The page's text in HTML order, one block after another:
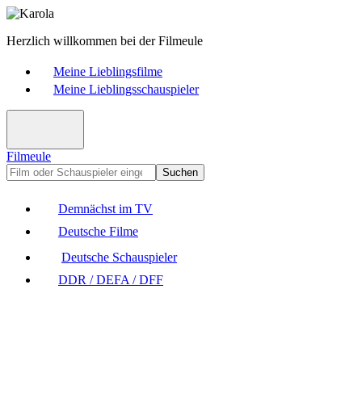
Herzlich willkommen bei der Filmeule
Meine Lieblingsfilme
Meine Lieblingsschauspieler
Filmeule
Suchen
Demnächst im TV
Deutsche Filme
Deutsche Schauspieler
DDR / DEFA / DFF